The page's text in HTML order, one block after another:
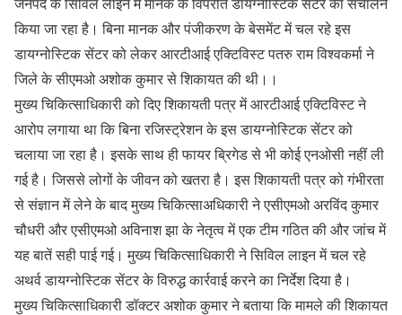
किया जा रहा है। बिना मानक और पंजीकरण के बेसमेंट में चल रहे इस
डायग्नोस्टिक सेंटर को लेकर आरटीआई एक्टिविस्ट पतरु राम विश्वकर्मा ने
जिले के सीएमओ अशोक कुमार से शिकायत की थी।।
मुख्य चिकित्साधिकारी को दिए शिकायती पत्र में आरटीआई एक्टिविस्ट ने
आरोप लगाया था कि बिना रजिस्ट्रेशन के इस डायग्नोस्टिक सेंटर को
चलाया जा रहा है। इसके साथ ही फायर ब्रिगेड से भी कोई एनओसी नहीं ली
गई है। जिससे लोगों के जीवन को खतरा है। इस शिकायती पत्र को गंभीरता
से संज्ञान में लेने के बाद मुख्य चिकित्साअधिकारी ने एसीएमओ अरविंद कुमार
चौधरी और एसीएमओ अविनाश झा के नेतृत्व में एक टीम गठित की और जांच में
यह बातें सही पाई गई। मुख्य चिकित्साधिकारी ने सिविल लाइन में चल रहे
अथर्व डायग्नोस्टिक सेंटर के विरुद्ध कार्रवाई करने का निर्देश दिया है।
मुख्य चिकित्साधिकारी डॉक्टर अशोक कुमार ने बताया कि मामले की शिकायत